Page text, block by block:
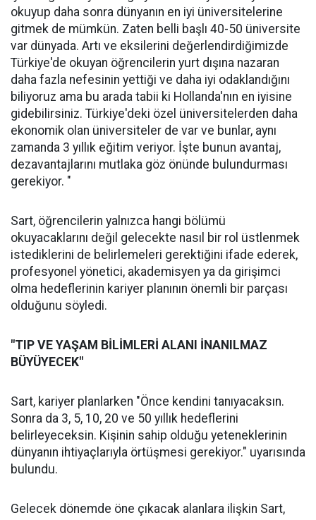
okuyup daha sonra dünyanın en iyi üniversitelerine
gitmek de mümkün. Zaten belli başlı 40-50 üniversite
var dünyada. Artı ve eksilerini değerlendirdiğimizde
Türkiye'de okuyan öğrencilerin yurt dışına nazaran
daha fazla nefesinin yettiği ve daha iyi odaklandığını
biliyoruz ama bu arada tabii ki Hollanda'nın en iyisine
gidebilirsiniz. Türkiye'deki özel üniversitelerden daha
ekonomik olan üniversiteler de var ve bunlar, aynı
zamanda 3 yıllık eğitim veriyor. İşte bunun avantaj,
dezavantajlarını mutlaka göz önünde bulundurması
gerekiyor. "
Sart, öğrencilerin yalnızca hangi bölümü
okuyacaklarını değil gelecekte nasıl bir rol üstlenmek
istediklerini de belirlemeleri gerektiğini ifade ederek,
profesyonel yönetici, akademisyen ya da girişimci
olma hedeflerinin kariyer planının önemli bir parçası
olduğunu söyledi.
"TIP VE YAŞAM BİLİMLERİ ALANI İNANILMAZ
BÜYÜYECEK"
Sart, kariyer planlarken "Önce kendini tanıyacaksın.
Sonra da 3, 5, 10, 20 ve 50 yıllık hedeflerini
belirleyeceksin. Kişinin sahip olduğu yeteneklerinin
dünyanın ihtiyaçlarıyla örtüşmesi gerekiyor." uyarısında
bulundu.
Gelecek dönemde öne çıkacak alanlara ilişkin Sart,